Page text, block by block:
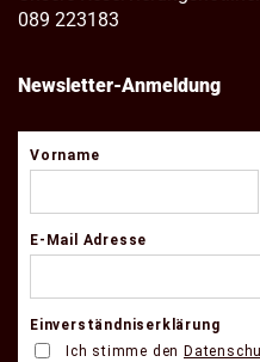
089 223183
Newsletter-Anmeldung